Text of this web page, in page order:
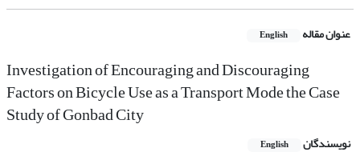
عنوان مقاله English
Investigation of Encouraging and Discouraging
Factors on Bicycle Use as a Transport Mode the Case
Study of Gonbad City
نویسندگان English